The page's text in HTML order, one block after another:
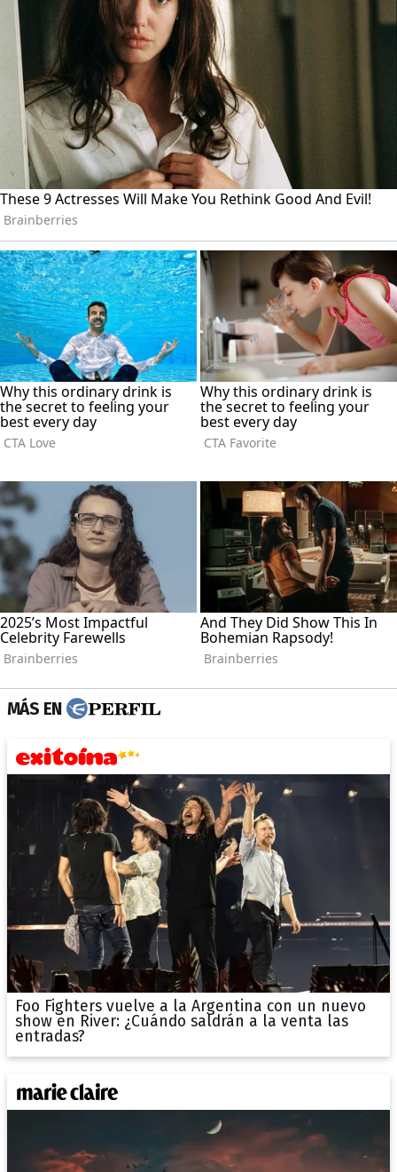
MÁS EN
Foo Fighters vuelve a la Argentina con un nuevo
show en River: ¿Cuándo saldrán a la venta las
entradas?